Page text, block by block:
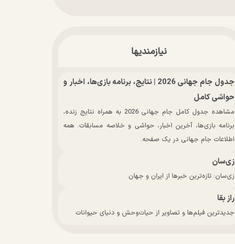
نیازمندیها
جدول جام جهانی 2026 | نتایج، برنامه بازی‌ها، اخبار و
حواشی کامل
مشاهده جدول کامل جام جهانی 2026 به همراه نتایج زنده،
برنامه بازی‌ها، آخرین اخبار، حواشی و خلاصه مسابقات. همه
اطلاعات جام جهانی در یک صفحه.
زی‌سان
زی‌سان: تازه‌ترین خبرها از ایران و جهان
راز بقا
جدیدترین فیلم‌ها و تصاویر از حیات‌وحش و دنیای حیوانات